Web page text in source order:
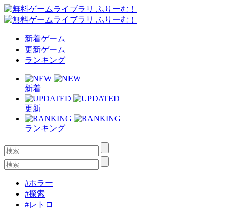
新着ゲーム
更新ゲーム
ランキング
新着
更新
ランキング
#ホラー
#探索
#レトロ